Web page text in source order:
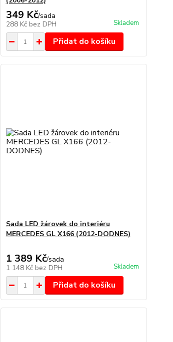
349 Kč/sada
288 Kč bez DPH Skladem
Přidat do košíku
Sada LED žárovek do interiéru
MERCEDES GL X166 (2012-DODNES)
1 389 Kč/sada
1 148 Kč bez DPH Skladem
Přidat do košíku